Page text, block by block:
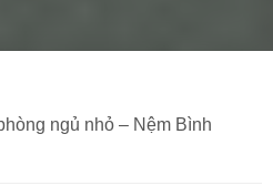
ngủ nhỏ – Nệm Bình